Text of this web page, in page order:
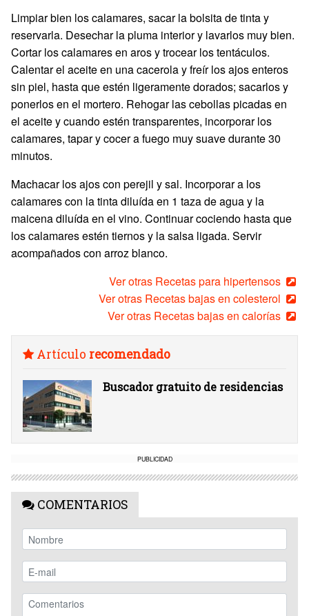
Limpiar bien los calamares, sacar la bolsita de tinta y
reservarla. Desechar la pluma interior y lavarlos muy bien.
Cortar los calamares en aros y trocear los tentáculos.
Calentar el aceite en una cacerola y freír los ajos enteros
sin piel, hasta que estén ligeramente dorados; sacarlos y
ponerlos en el mortero. Rehogar las cebollas picadas en
el aceite y cuando estén transparentes, incorporar los
calamares, tapar y cocer a fuego muy suave durante 30
minutos.
Machacar los ajos con perejil y sal. Incorporar a los
calamares con la tinta diluída en 1 taza de agua y la
maicena diluída en el vino. Continuar cociendo hasta que
los calamares estén tiernos y la salsa ligada. Servir
acompañados con arroz blanco.
Ver otras Recetas para hipertensos
Ver otras Recetas bajas en colesterol
Ver otras Recetas bajas en calorías
Artículo recomendado
Buscador gratuito de residencias
PUBLICIDAD
COMENTARIOS